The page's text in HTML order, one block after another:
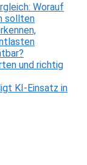
Worauf
sollten
und richtig
KI-Einsatz in